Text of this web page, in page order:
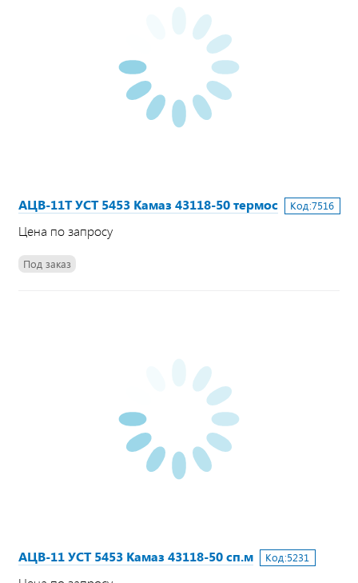
АЦВ-11Т УСТ 5453 Камаз 43118-50 термос Код:7516
Цена по запросу
Под заказ
АЦВ-11 УСТ 5453 Камаз 43118-50 сп.м Код:5231